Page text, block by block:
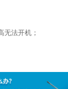
无法开机；